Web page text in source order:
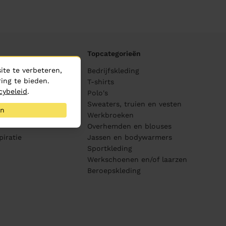
Topcategorieën
Bedrijfskleding
T-shirts
Polo's
Sweaters, truien en vesten
Werkbroeken
Overhemden en blouses
Jassen en bodywarmers
Sportkleding
Werkschoenen en/of laarzen
Beroepskleding
te verbeteren,
te bieden.
.